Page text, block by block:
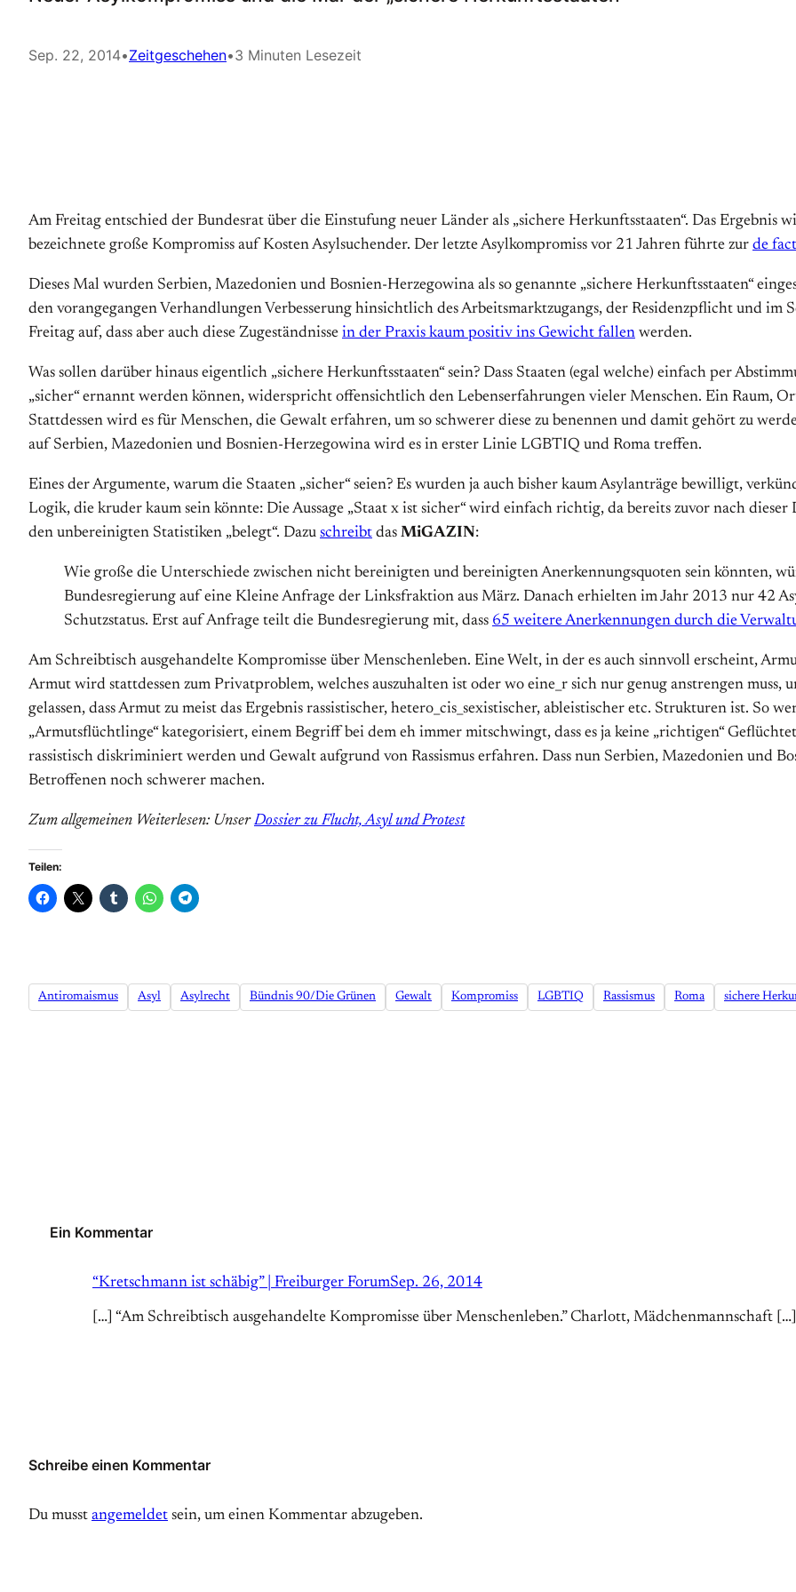
Sep. 22, 2014•Zeitgeschehen•3 Minuten Lesezeit
Am Freitag entschied der Bundesrat über die Einstufung neuer Länder als „sichere Herkunftsstaaten“. Das Ergebnis
bezeichnete große Kompromiss auf Kosten Asylsuchender. Der letzte Asylkompromiss vor 21 Jahren führte zur de
Dieses Mal wurden Serbien, Mazedonien und Bosnien-Herzegowina als so genannte „sichere Herkunftsstaaten“
den vorangegangen Verhandlungen Verbesserung hinsichtlich des Arbeitsmarktzugangs, der Residenzpflicht und im
Freitag auf, dass aber auch diese Zugeständnisse in der Praxis kaum positiv ins Gewicht fallen werden.
Was sollen darüber hinaus eigentlich „sichere Herkunftsstaaten“ sein? Dass Staaten (egal welche) einfach per
„sicher“ ernannt werden können, widerspricht offensichtlich den Lebenserfahrungen vieler Menschen. Ein Raum,
Stattdessen wird es für Menschen, die Gewalt erfahren, um so schwerer diese zu benennen und damit gehört zu
auf Serbien, Mazedonien und Bosnien-Herzegowina wird es in erster Linie LGBTIQ und Roma treffen.
Eines der Argumente, warum die Staaten „sicher“ seien? Es wurden ja auch bisher kaum Asylanträge bewilligt,
Logik, die kruder kaum sein könnte: Die Aussage „Staat x ist sicher“ wird einfach richtig, da bereits zuvor nach
den unbereinigten Statistiken „belegt“. Dazu schreibt das MiGAZIN:
Wie große die Unterschiede zwischen nicht bereinigten und bereinigten Anerkennungsquoten sein könnten,
Bundesregierung auf eine Kleine Anfrage der Linksfraktion aus März. Danach erhielten im Jahr 2013 nur 42
Schutzstatus. Erst auf Anfrage teilt die Bundesregierung mit, dass 65 weitere Anerkennungen durch die
Am Schreibtisch ausgehandelte Kompromisse über Menschenleben. Eine Welt, in der es auch sinnvoll erscheint,
Armut wird stattdessen zum Privatproblem, welches auszuhalten ist oder wo eine_r sich nur genug anstrengen
gelassen, dass Armut zu meist das Ergebnis rassistischer, hetero_cis_sexistischer, ableistischer etc. Strukturen ist. So
„Armutsflüchtlinge“ kategorisiert, einem Begriff bei dem eh immer mitschwingt, dass es ja keine „richtigen“
rassistisch diskriminiert werden und Gewalt aufgrund von Rassismus erfahren. Dass nun Serbien, Mazedonien und
Betroffenen noch schwerer machen.
Zum allgemeinen Weiterlesen: UnserDossier zu Flucht, Asyl und Protest
Teilen:
Antiromaismus Asyl Asylrecht Bündnis 90/Die Grünen Gewalt Kompromiss LGBTIQ Rassismus Roma sichere
Ein Kommentar
“Kretschmann ist schäbig” | Freiburger ForumSep. 26, 2014
[…] “Am Schreibtisch ausgehandelte Kompromisse über Menschenleben.” Charlott, Mädchenmannschaft […]
Schreibe einen Kommentar
Du musst angemeldet sein, um einen Kommentar abzugeben.